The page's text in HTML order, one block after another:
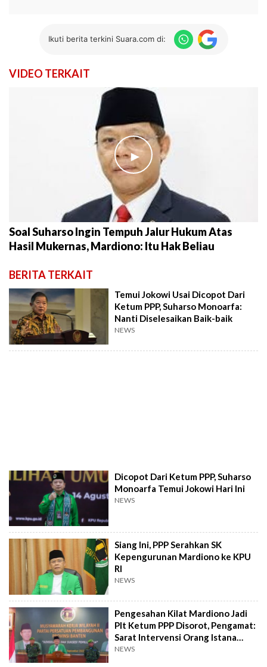
Ikuti berita terkini Suara.com di:
VIDEO TERKAIT
►
Soal Suharso Ingin Tempuh Jalur Hukum Atas
Hasil Mukernas, Mardiono: Itu Hak Beliau
BERITA TERKAIT
Temui Jokowi Usai Dicopot Dari
Ketum PPP, Suharso Monoarfa:
Nanti Diselesaikan Baik-baik
NEWS
Dicopot Dari Ketum PPP, Suharso
Monoarfa Temui Jokowi Hari Ini
NEWS
Siang Ini, PPP Serahkan SK
Kepengurunan Mardiono ke KPU
RI
NEWS
Pengesahan Kilat Mardiono Jadi
Plt Ketum PPP Disorot, Pengamat:
Sarat Intervensi Orang Istana
Untuk Kepentingan 2024
NEWS